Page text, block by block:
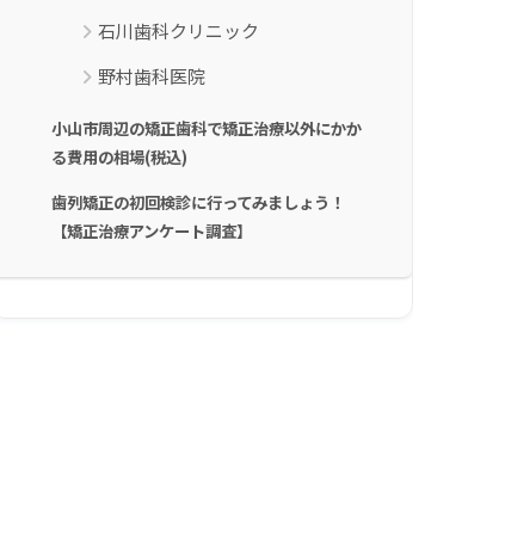
石川歯科クリニック
野村歯科医院
小山市周辺の矯正歯科で矯正治療以外にかか
る費用の相場(税込)
歯列矯正の初回検診に行ってみましょう！
【矯正治療アンケート調査】